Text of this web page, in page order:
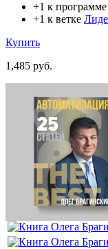
+1 к программе
+1 к ветке
Купить
1,485 руб.